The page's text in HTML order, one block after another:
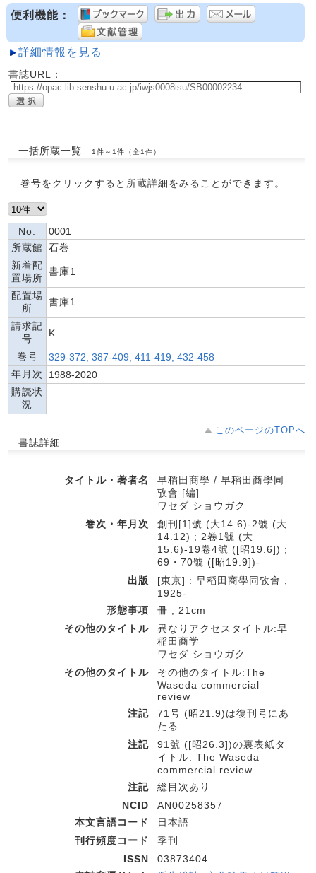
便利機能：
詳細情報を見る
書誌URL：
一括所蔵一覧 1件～1件（全1件）
巻号をクリックすると所蔵詳細をみることができます。
No.
0001
所蔵館 石巻
新着配
置場所
書庫1
配置場
所
書庫1
請求記
号
K
巻号
329-372, 387-409, 411-419, 432-458
年月次
1988-2020
購読状
況
このページのTOPへ
書誌詳細
タイトル・著者名
早稻田商學 / 早稻田商學同
攷會 [編]
ワセダ ショウガク
巻次・年月次
創刊[1]號 (大14.6)-2號 (大
14.12) ; 2卷1號 (大
15.6)-19卷4號 ([昭19.6]) ;
69・70號 ([昭19.9])-
出版
[東京] : 早稻田商學同攷會 ,
1925-
形態事項
冊 ; 21cm
その他のタイトル
異なりアクセスタイトル:早
稲田商学
ワセダ ショウガク
その他のタイトル
その他のタイトル:The
Waseda commercial
review
注記
71号 (昭21.9)は復刊号にあ
たる
注記
91號 ([昭26.3])の裏表紙タ
イトル: The Waseda
commercial review
注記
総目次あり
NCID
AN00258357
本文言語コード
日本語
刊行頻度コード
季刊
ISSN
03873404